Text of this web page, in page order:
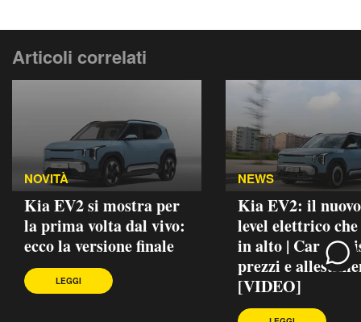
Articoli correlati
NOVITÀ
Kia EV2 si mostra per
la prima volta dal vivo:
ecco la versione finale
LEGGI
NEWS
Kia EV2: il
level elettrico
in alto |
prezzi e
[VIDEO]